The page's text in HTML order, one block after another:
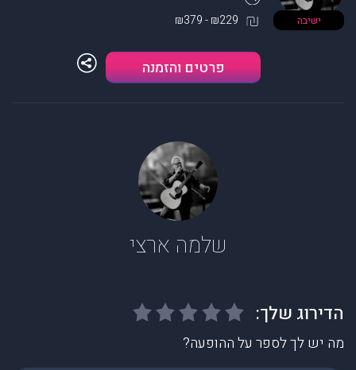
ישיבה ₪229 - ₪379
פרטים והזמנה
שלמה ארצי
מה יש לך לספר על ההופעה?